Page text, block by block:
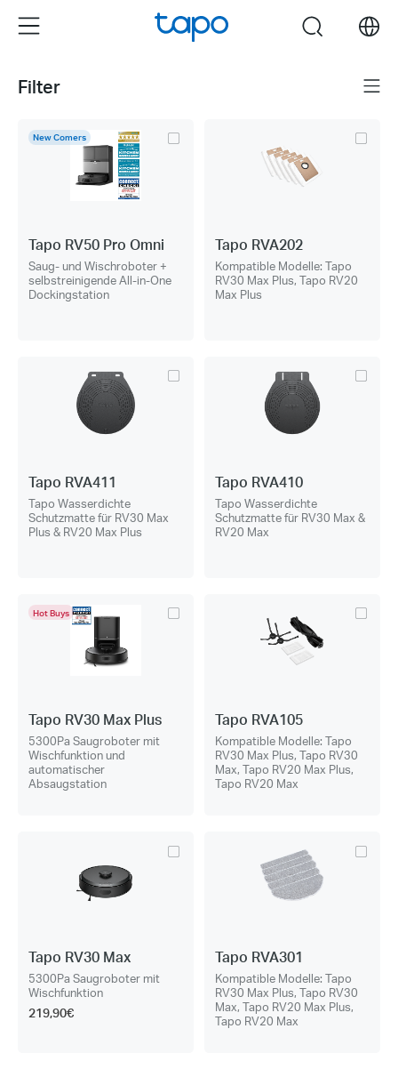
the
Menu search
Filter Menu
New Comers
Tapo RV50 Pro Omni
Saug- und Wischroboter +
selbstreinigende All-in-One
Dockingstation
Tapo RVA202
Kompatible Modelle: Tapo
RV30 Max Plus, Tapo RV20
Max Plus
Tapo RVA411
Tapo Wasserdichte
Schutzmatte für RV30 Max
Plus & RV20 Max Plus
Tapo RVA410
Tapo Wasserdichte
Schutzmatte für RV30 Max &
RV20 Max
Hot Buys
Tapo RV30 Max Plus
5300Pa Saugroboter mit
Wischfunktion und
automatischer
Absaugstation
Tapo RVA105
Kompatible Modelle: Tapo
RV30 Max Plus, Tapo RV30
Max, Tapo RV20 Max Plus,
Tapo RV20 Max
Tapo RV30 Max
5300Pa Saugroboter mit
Wischfunktion
219,90€
Tapo RVA301
Kompatible Modelle: Tapo
RV30 Max Plus, Tapo RV30
Max, Tapo RV20 Max Plus,
Tapo RV20 Max